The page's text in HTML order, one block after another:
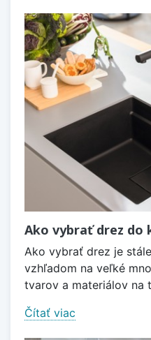
Ako vybrať drez do
Ako vybrať drez je
vzhľadom na veľké
tvarov a materiálov na
Čítať viac